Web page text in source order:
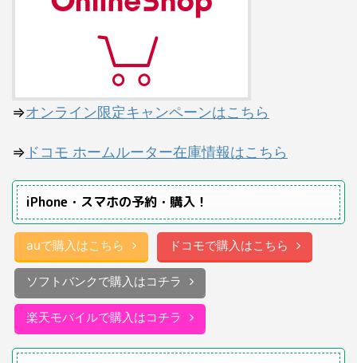
⇒オンライン限定キャンペーンはこちら
⇒ ドコモ ホームルーター在庫情報はこちら
iPhone・スマホの予約・購入！
auで購入はこちら ドコモで購入はこちら
ソフトバンクで購入はコチラ
楽天モバイルで購入はコチラ